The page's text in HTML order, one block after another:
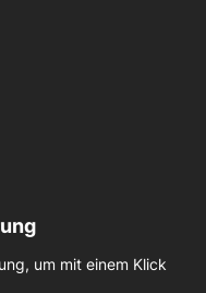
um mit einem Klick